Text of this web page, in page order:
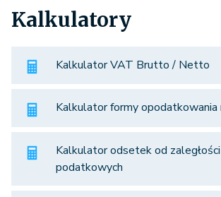
Kalkulatory
Kalkulator VAT Brutto / Netto
Kalkulator formy
Kalkulator odsetek od zaległości
podatkowych